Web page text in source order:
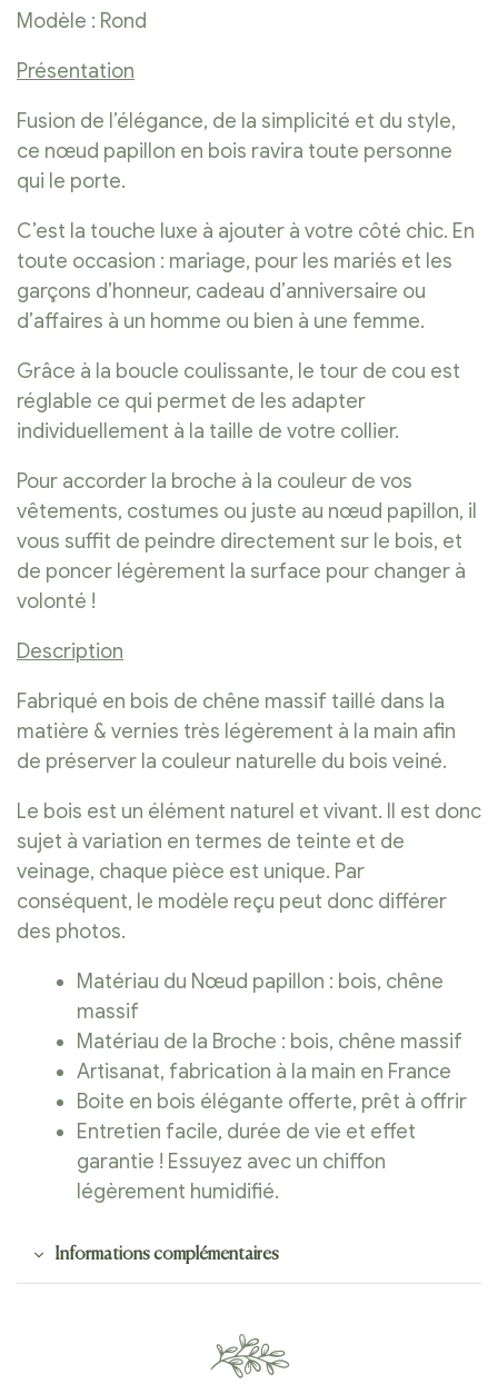
Modèle : Rond
Présentation
Fusion de l’élégance, de la simplicité et du style,
ce nœud papillon en bois ravira toute personne
qui le porte.
C’est la touche luxe à ajouter à votre côté chic. En
toute occasion : mariage, pour les mariés et les
garçons d’honneur, cadeau d’anniversaire ou
d’affaires à un homme ou bien à une femme.
Grâce à la boucle coulissante, le tour de cou est
réglable ce qui permet de les adapter
individuellement à la taille de votre collier.
Pour accorder la broche à la couleur de vos
vêtements, costumes ou juste au nœud papillon, il
vous suffit de peindre directement sur le bois, et
de poncer légèrement la surface pour changer à
volonté !
Description
Fabriqué en bois de chêne massif taillé dans la
matière & vernies très légèrement à la main afin
de préserver la couleur naturelle du bois veiné.
Le bois est un élément naturel et vivant. Il est donc
sujet à variation en termes de teinte et de
veinage, chaque pièce est unique. Par
conséquent, le modèle reçu peut donc différer
des photos.
Matériau du Nœud papillon : bois, chêne
massif
Matériau de la Broche : bois, chêne massif
Artisanat, fabrication à la main en France
Boite en bois élégante offerte, prêt à offrir
Entretien facile, durée de vie et effet
garantie ! Essuyez avec un chiffon
légèrement humidifié.
Informations complémentaires